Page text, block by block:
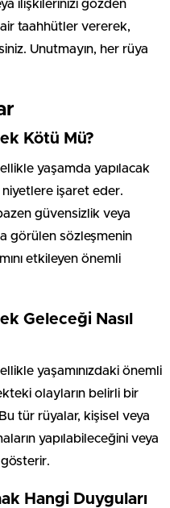
ilişkilerinizi gözden
taahhütler vererek,
Unutmayın, her rüya
Kötü Mü?
yaşamda yapılacak
işaret eder.
güvensizlik veya
görülen sözleşmenin
etkileyen önemli
Geleceği Nasıl
yaşamınızdaki önemli
olayların belirli bir
tür rüyalar, kişisel veya
yapılabileceğini veya
Hangi Duyguları